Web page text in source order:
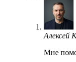
Алексей
Мне